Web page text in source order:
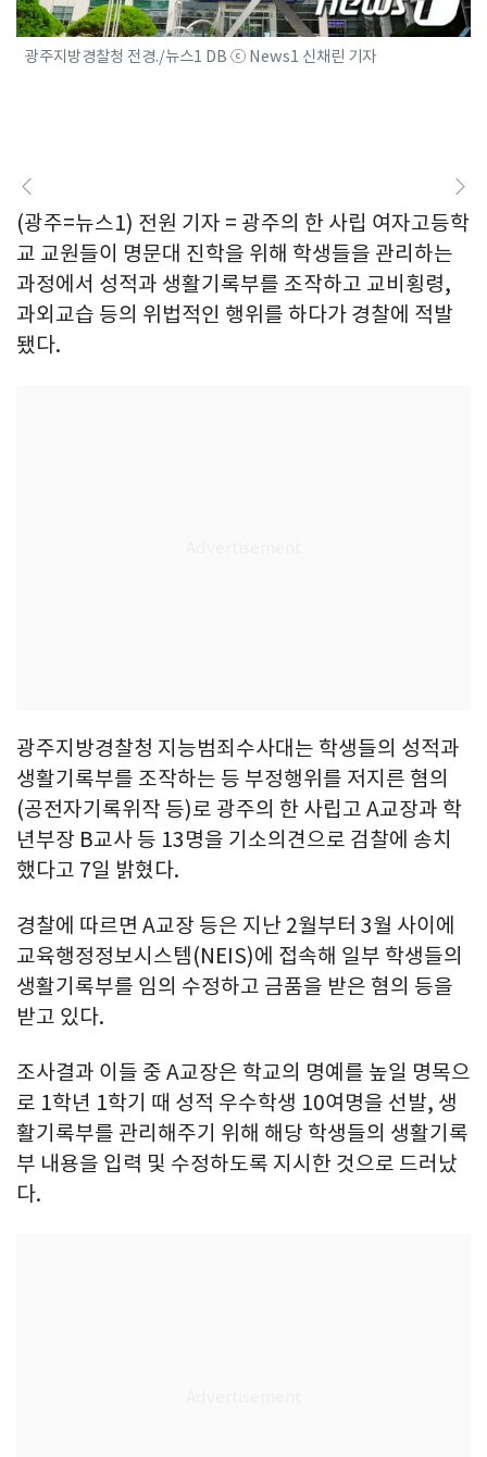
광주지방경찰청 전경./뉴스1 DB ⓒ News1 신채린 기자
(광주=뉴스1) 전원 기자 = 광주의 한 사립 여자고등학
교 교원들이 명문대 진학을 위해 학생들을 관리하는
과정에서 성적과 생활기록부를 조작하고 교비횡령,
과외교습 등의 위법적인 행위를 하다가 경찰에 적발
됐다.
광주지방경찰청 지능범죄수사대는 학생들의 성적과
생활기록부를 조작하는 등 부정행위를 저지른 혐의
(공전자기록위작 등)로 광주의 한 사립고 A교장과 학
년부장 B교사 등 13명을 기소의견으로 검찰에 송치
했다고 7일 밝혔다.
경찰에 따르면 A교장 등은 지난 2월부터 3월 사이에
교육행정정보시스템(NEIS)에 접속해 일부 학생들의
생활기록부를 임의 수정하고 금품을 받은 혐의 등을
받고 있다.
조사결과 이들 중 A교장은 학교의 명예를 높일 명목으
로 1학년 1학기 때 성적 우수학생 10여명을 선발, 생
활기록부를 관리해주기 위해 해당 학생들의 생활기록
부 내용을 입력 및 수정하도록 지시한 것으로 드러났
다.